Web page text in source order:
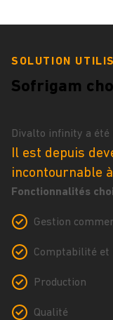
SOLUTION
Sofrigam
Divalto infinity a été
Il est depuis
incontournable
Fonctionnalités
Gestion
Comptabilité et
Production
Qualité